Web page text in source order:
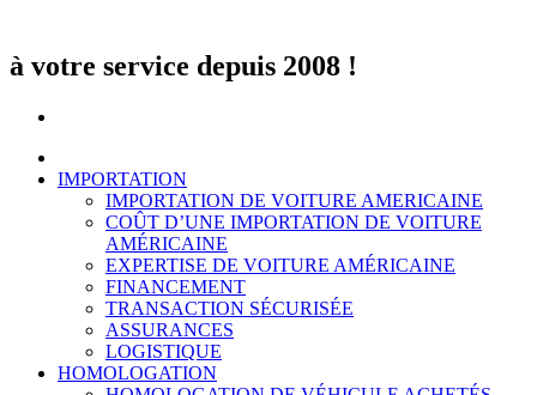
à votre service depuis 2008 !
IMPORTATION
IMPORTATION DE VOITURE AMERICAINE
COÛT D’UNE IMPORTATION DE VOITURE
AMÉRICAINE
EXPERTISE DE VOITURE AMÉRICAINE
FINANCEMENT
TRANSACTION SÉCURISÉE
ASSURANCES
LOGISTIQUE
HOMOLOGATION